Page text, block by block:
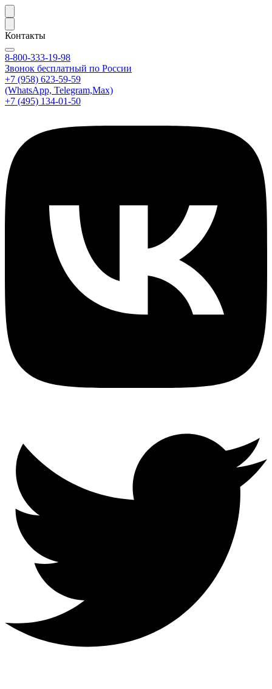
Контакты
8-800-333-19-98
Звонок бесплатный по России
+7 (958) 623-59-59
(WhatsApp, Telegram,Max)
+7 (495) 134-01-50